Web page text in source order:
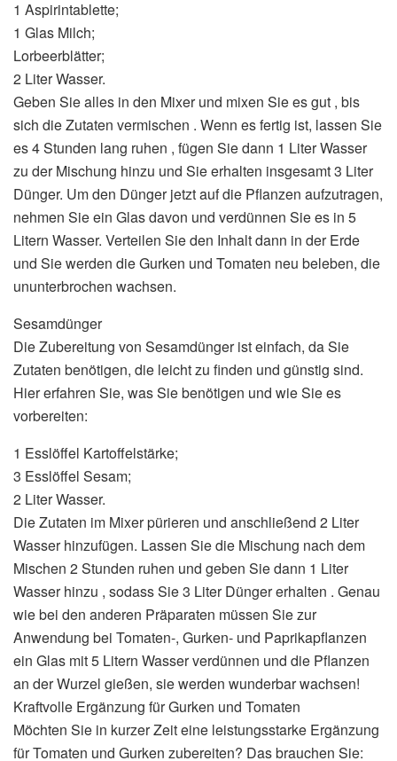
1 Aspirintablette;
1 Glas Milch;
Lorbeerblätter;
2 Liter Wasser.
Geben Sie alles in den Mixer und mixen Sie es gut , bis
sich die Zutaten vermischen . Wenn es fertig ist, lassen Sie
es 4 Stunden lang ruhen , fügen Sie dann 1 Liter Wasser
zu der Mischung hinzu und Sie erhalten insgesamt 3 Liter
Dünger. Um den Dünger jetzt auf die Pflanzen aufzutragen,
nehmen Sie ein Glas davon und verdünnen Sie es in 5
Litern Wasser. Verteilen Sie den Inhalt dann in der Erde
und Sie werden die Gurken und Tomaten neu beleben, die
ununterbrochen wachsen.
Sesamdünger
Die Zubereitung von Sesamdünger ist einfach, da Sie
Zutaten benötigen, die leicht zu finden und günstig sind.
Hier erfahren Sie, was Sie benötigen und wie Sie es
vorbereiten:
1 Esslöffel Kartoffelstärke;
3 Esslöffel Sesam;
2 Liter Wasser.
Die Zutaten im Mixer pürieren und anschließend 2 Liter
Wasser hinzufügen. Lassen Sie die Mischung nach dem
Mischen 2 Stunden ruhen und geben Sie dann 1 Liter
Wasser hinzu , sodass Sie 3 Liter Dünger erhalten . Genau
wie bei den anderen Präparaten müssen Sie zur
Anwendung bei Tomaten-, Gurken- und Paprikapflanzen
ein Glas mit 5 Litern Wasser verdünnen und die Pflanzen
an der Wurzel gießen, sie werden wunderbar wachsen!
Kraftvolle Ergänzung für Gurken und Tomaten
Möchten Sie in kurzer Zeit eine leistungsstarke Ergänzung
für Tomaten und Gurken zubereiten? Das brauchen Sie: